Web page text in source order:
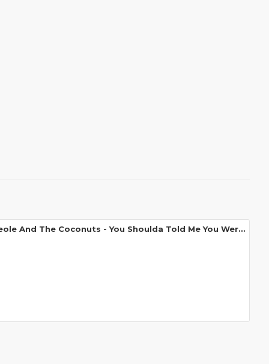
Kid Creole And The Coconuts - You Shoulda Told Me You Were... (CD)